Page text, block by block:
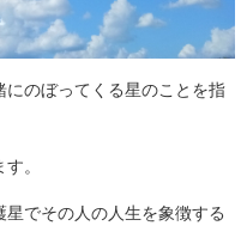
にのぼってくる星のことを指
。
でその人の人生を象徴する